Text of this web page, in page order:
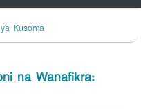
Kusoma
na Wanafikra: